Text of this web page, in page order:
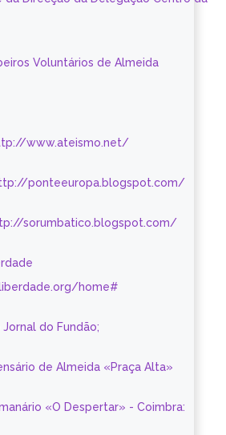
Voluntários de Almeida
www.ateismo.net/
ponteeuropa.blogspot.com/
sorumbatico.blogspot.com/
home#
do Fundão;
de Almeida «Praça Alta»
«O Despertar» - Coimbra: